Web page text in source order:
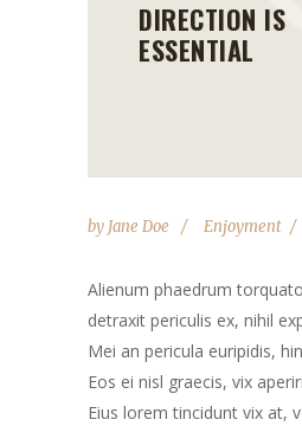
DIRECTION IS
ESSENTIAL
by Jane Doe Enjoyment
Alienum phaedrum
detraxit periculis ex, nihil
Mei an pericula euripidis,
Eos ei nisl graecis, vix
Eius lorem tincidunt vix at,